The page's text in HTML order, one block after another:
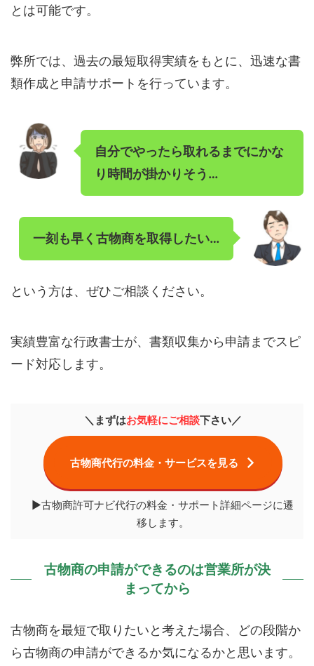
とは可能です。
弊所では、過去の最短取得実績をもとに、迅速な書
類作成と申請サポートを行っています。
自分でやったら取れるまでにかな
り時間が掛かりそう…
一刻も早く古物商を取得したい…
という方は、ぜひご相談ください。
実績豊富な行政書士が、書類収集から申請までスピ
ード対応します。
＼まずはお気軽にご相談下さい／
古物商代行の料金・サービスを見る
▶古物商許可ナビ代行の料金・サポート詳細ページに遷
移します。
古物商の申請ができるのは営業所が決
まってから
古物商を最短で取りたいと考えた場合、どの段階か
ら古物商の申請ができるか気になるかと思います。